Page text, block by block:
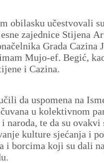
obilasku učestvovali su
zajednice Stijena
Grada Cazina
Mujo-ef. Begić,
i Cazina.
da uspomena na
u kolektivnom
naroda, te da su ovakvi
kulture sjećanja i
i borcima koji su dali